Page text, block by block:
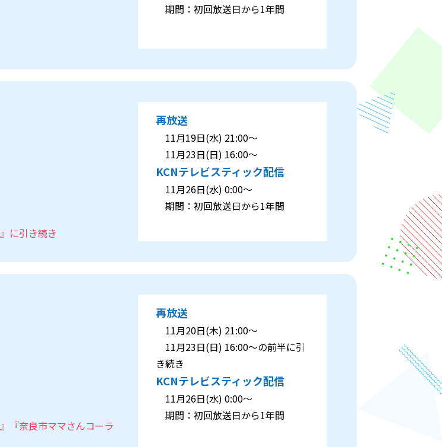
期間：初回放送日から1年間
に引き続き
再放送
11月19日(水) 21:00～
11月23日(日) 16:00～
KCNテレビスティック配信
11月26日(水) 0:00～
期間：初回放送日から1年間
『奈良市ママさんコーラ
再放送
11月20日(木) 21:00～
11月23日(日) 16:00～の前半に引
き続き
KCNテレビスティック配信
11月26日(水) 0:00～
期間：初回放送日から1年間